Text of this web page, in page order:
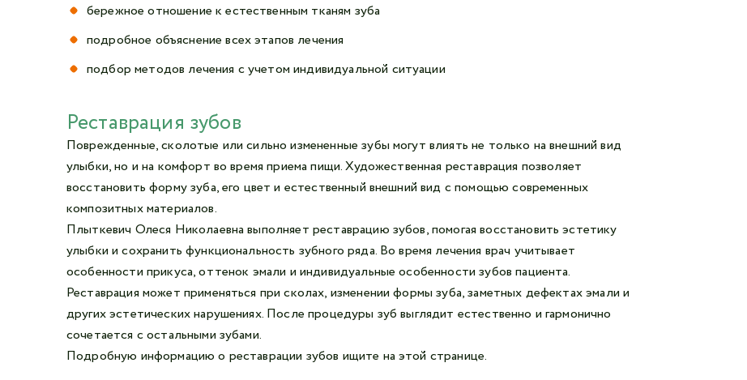
бережное отношение к естественным тканям зуба
подробное объяснение всех этапов лечения
подбор методов лечения с учетом индивидуальной ситуации
Реставрация зубов
Поврежденные, сколотые или сильно измененные зубы могут влиять не только на внешний вид
улыбки, но и на комфорт во время приема пищи. Художественная реставрация позволяет
восстановить форму зуба, его цвет и естественный внешний вид с помощью современных
композитных материалов.
Плыткевич Олеся Николаевна выполняет реставрацию зубов, помогая восстановить эстетику
улыбки и сохранить функциональность зубного ряда. Во время лечения врач учитывает
особенности прикуса, оттенок эмали и индивидуальные особенности зубов пациента.
Реставрация может применяться при сколах, изменении формы зуба, заметных дефектах эмали и
других эстетических нарушениях. После процедуры зуб выглядит естественно и гармонично
сочетается с остальными зубами.
Подробную информацию о реставрации зубов ищите на этой странице.